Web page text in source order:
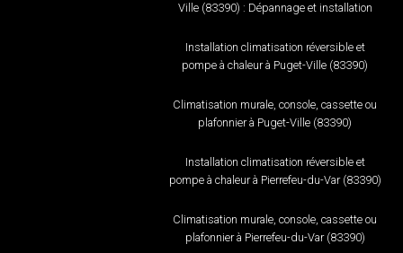
Ville (83390) : Dépannage et installation
Installation climatisation réversible et
pompe à chaleur à Puget-Ville (83390)
Climatisation murale, console, cassette ou
plafonnier à Puget-Ville (83390)
Installation climatisation réversible et
pompe à chaleur à Pierrefeu-du-Var (83390)
Climatisation murale, console, cassette ou
plafonnier à Pierrefeu-du-Var (83390)